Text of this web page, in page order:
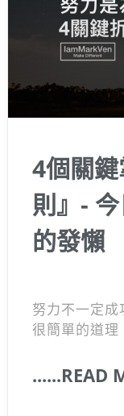
4個關
則』-
的發懶
努力不一定
很簡單的道理
很心累；或
......READ